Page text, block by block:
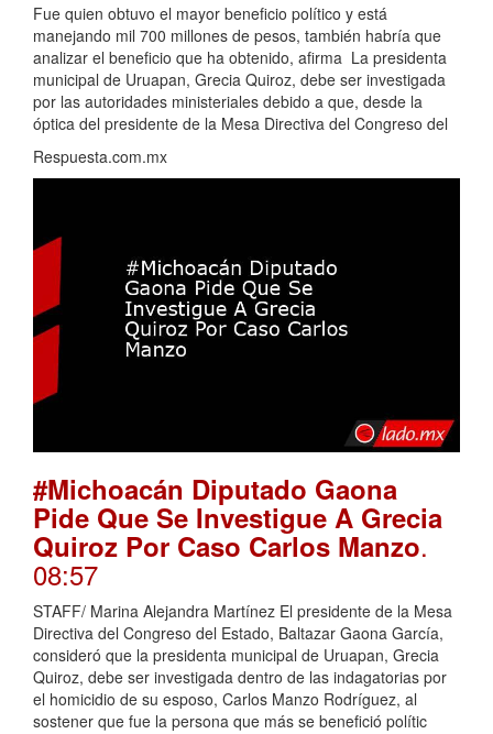
Fue quien obtuvo el mayor beneficio político y está
manejando mil 700 millones de pesos, también habría que
analizar el beneficio que ha obtenido, afirma La presidenta
municipal de Uruapan, Grecia Quiroz, debe ser investigada
por las autoridades ministeriales debido a que, desde la
óptica del presidente de la Mesa Directiva del Congreso del
Respuesta.com.mx
#Michoacán Diputado Gaona
Pide Que Se Investigue A Grecia
Quiroz Por Caso Carlos Manzo.
08:57
STAFF/ Marina Alejandra Martínez El presidente de la Mesa
Directiva del Congreso del Estado, Baltazar Gaona García,
consideró que la presidenta municipal de Uruapan, Grecia
Quiroz, debe ser investigada dentro de las indagatorias por
el homicidio de su esposo, Carlos Manzo Rodríguez, al
sostener que fue la persona que más se benefició polític